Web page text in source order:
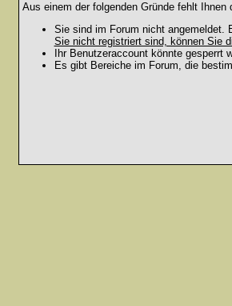
Aus einem der folgenden Gründe fehlt
Sie sind im Forum nicht angemeldet.
Sie nicht registriert sind, können Sie
Ihr Benutzeraccount könnte gesperrt
Es gibt Bereiche im Forum, die